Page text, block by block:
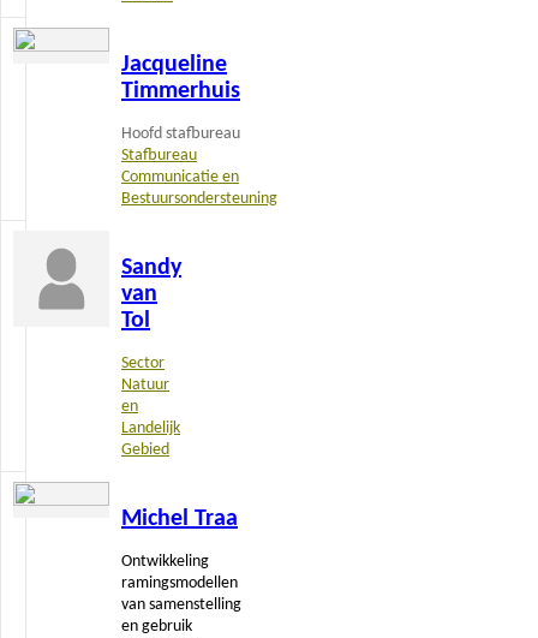
Jacqueline
Timmerhuis
Hoofd stafbureau
Stafbureau
Communicatie en
Bestuursondersteuning
Lees
Sandy
van
Tol
Sector
Natuur
en
Landelijk
Gebied
Michel Traa
Ontwikkeling
ramingsmodellen
van samenstelling
en gebruik
Lees